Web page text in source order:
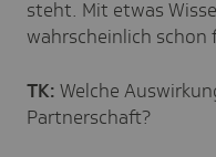
steht. Mit etwas
wahrscheinlich schon
TK: Welche
Partnerschaft?